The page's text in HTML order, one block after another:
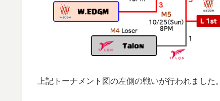
上記トーナメント図の左側の戦いが行われました。